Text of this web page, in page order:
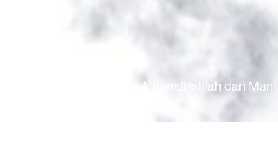
Yuk Kenali Istilah dan